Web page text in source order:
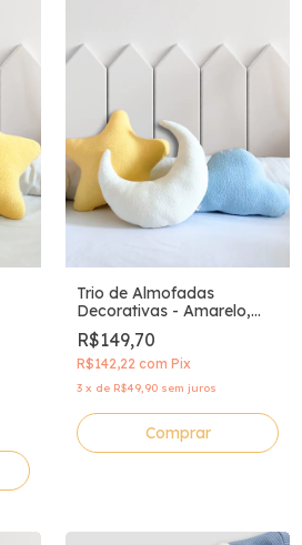
Trio de Almofadas
Decorativas - Amarelo,
Azul e Off White
R$149,70
R$142,22 com Pix
3 x de R$49,90 sem juros